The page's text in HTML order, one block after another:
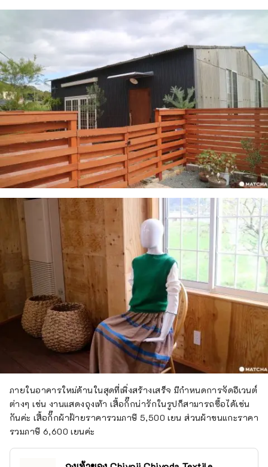
ภายในอาคารใหม่ด้านในสุดที่เพิ่งสร้างเสร็จ มีกำหนดการจัดอีเวนต์
ต่างๆ เช่น งานแสดงถุงเท้า เสื้อกั๊กน่ารักในรูปก็สามารถซื้อได้เช่น
กันค่ะ เสื้อกั๊กผ้าฝ้ายราคารวมภาษี 5,500 เยน ส่วนผ้าขนแกะราคา
รวมภาษี 6,600 เยนค่ะ